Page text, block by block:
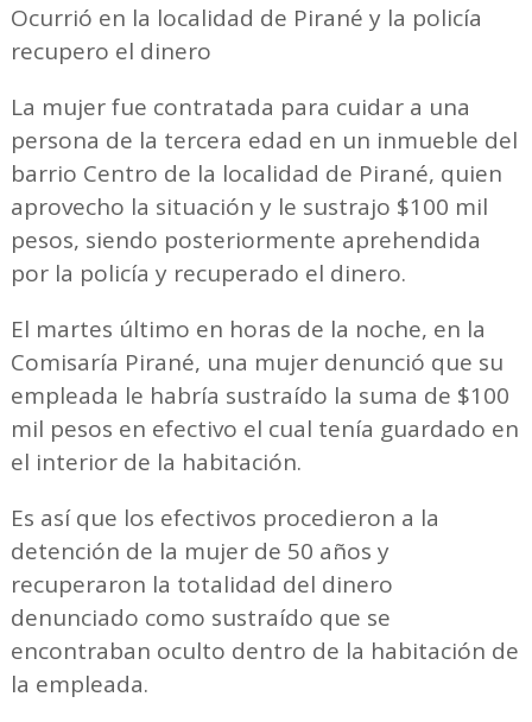
Ocurrió en la localidad de Pirané y la policía
recupero el dinero
La mujer fue contratada para cuidar a una
persona de la tercera edad en un inmueble del
barrio Centro de la localidad de Pirané, quien
aprovecho la situación y le sustrajo $100 mil
pesos, siendo posteriormente aprehendida
por la policía y recuperado el dinero.
El martes último en horas de la noche, en la
Comisaría Pirané, una mujer denunció que su
empleada le habría sustraído la suma de $100
mil pesos en efectivo el cual tenía guardado en
el interior de la habitación.
Es así que los efectivos procedieron a la
detención de la mujer de 50 años y
recuperaron la totalidad del dinero
denunciado como sustraído que se
encontraban oculto dentro de la habitación de
la empleada.